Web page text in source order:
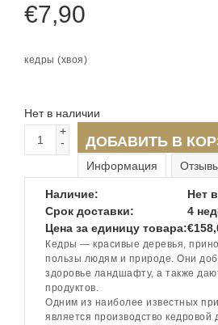
€7,90
кедры (хвоя)
Нет в наличии
+
-
ДОБАВИТЬ В
Информация
Наличие:
Нет
Срок доставки:
4
Цена за единицу товара:
Кедры — красивые деревья,
пользы людям и природе. Они
здоровье ландшафту, а также
продуктов.
Одним из наиболее известных
является производство кедровой